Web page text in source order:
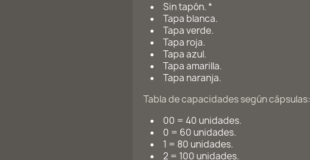
Sin tapón. *
Tapa blanca.
Tapa verde.
Tapa roja.
Tapa azul.
Tapa amarilla.
Tapa naranja.
Tabla de capacidades según cápsulas:
00 = 40 unidades.
0 = 60 unidades.
1 = 80 unidades.
2 = 100 unidades.